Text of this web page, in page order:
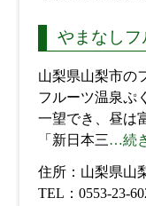
やまなしフ
山梨県山梨市の
フルーツ温泉ぷ
一望でき、昼は
「新日本三…続
住所：山梨県山
TEL：0553-23-